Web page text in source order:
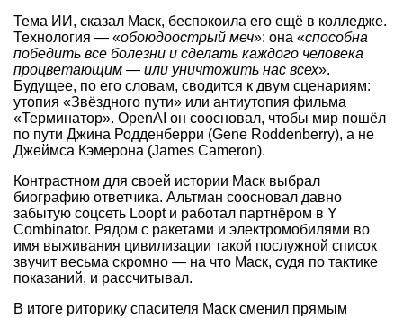
Тема ИИ, сказал Маск, беспокоила его ещё в колледже.
Технология — «обоюдоострый меч»: она «способна
победить все болезни и сделать каждого человека
процветающим — или уничтожить нас всех».
Будущее, по его словам, сводится к двум сценариям:
утопия «Звёздного пути» или антиутопия фильма
«Терминатор». OpenAI он соосновал, чтобы мир пошёл
по пути Джина Родденберри (Gene Roddenberry), а не
Джеймса Кэмерона (James Cameron).
Контрастном для своей истории Маск выбрал
биографию ответчика. Альтман соосновал давно
забытую соцсеть Loopt и работал партнёром в Y
Combinator. Рядом с ракетами и электромобилями во
имя выживания цивилизации такой послужной список
звучит весьма скромно — на что Маск, судя по тактике
показаний, и рассчитывал.
В итоге риторику спасителя Маск сменил прямым